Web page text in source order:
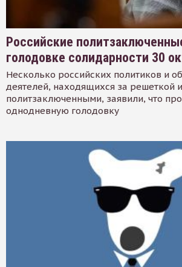
Российские
голодовке солидарности 30
Несколько российских политиков и
деятелей, находящихся за решеткой
политзаключенными, заявили, что
однодневную голодовку